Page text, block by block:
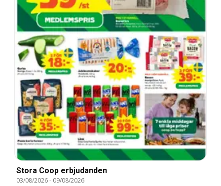
Stora Coop erbjudanden
03/08/2026- 09/08/2026